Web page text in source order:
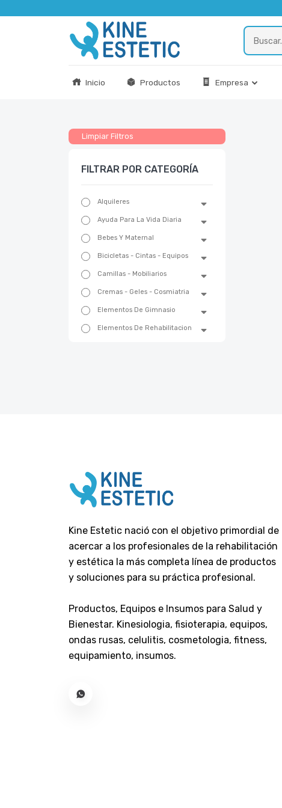
Inicio Productos Empresa
Limpiar Filtros
FILTRAR POR CATEGORÍA
Alquileres
Ayuda Para La Vida Diaria
Bebes Y Maternal
Bicicletas - Cintas - Equipos
Camillas - Mobiliarios
Cremas - Geles - Cosmiatria
Elementos De Gimnasio
Elementos De Rehabilitacion
Ginecologia
Higiene Y Cuidados
Insumos Descartables
Limpieza Institucional
Maquillaje
Masajeadores
Mecanoterapia
Medias Y Mangas Terapeuticas
Medicion - Diagnostico -
Tratamiento
Kine Estetic nació con el objetivo primordial de
acercar a los profesionales de la rehabilitación
y estética la más completa línea de productos
y soluciones para su práctica profesional.
Productos, Equipos e Insumos para Salud y
Bienestar. Kinesiologia, fisioterapia, equipos,
ondas rusas, celulitis, cosmetologia, fitness,
equipamiento, insumos.